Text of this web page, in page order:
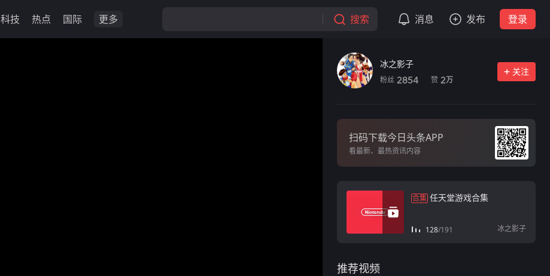
科技 热点 国际 更多 搜索 消息 发布 登录
冰之影子
粉丝 2854 赞 2万
关注
扫码下载今日头条APP
看最新、最热资讯内容
合集 任天堂游戏合集
128/191 冰之影子
推荐视频